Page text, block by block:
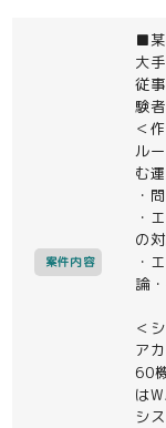
案件内容
■某
大
従
験者
＜
ル
む
・
・
の
・
論
＜
ア
60
は
シ